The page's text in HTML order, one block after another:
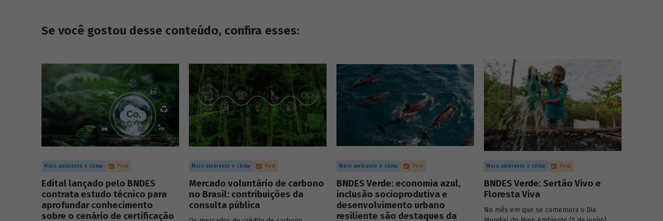
Se você gostou desse conteúdo, confira esses:
Meio ambiente e clima Post
Edital lançado pelo BNDES
contrata estudo técnico para
aprofundar conhecimento
sobre o cenário de certificação
Meio ambiente e clima Post
Mercado voluntário de carbono
no Brasil: contribuições da
consulta pública
Meio ambiente e clima Post
BNDES Verde: economia azul,
inclusão socioprodutiva e
desenvolvimento urbano
resiliente são destaques da
Meio ambiente e clima Post
BNDES Verde: Sertão Vivo e
Floresta Viva
No mês em que se comemora o Dia